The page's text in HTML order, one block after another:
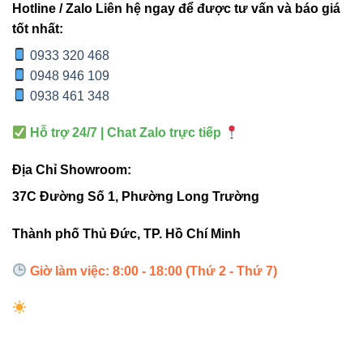
Internal links hữu ích
Đèn led âm trần Vinaled
Đèn nổi trần Vinaled
Đèn led panel Vinaled
External links tham khảo
Đèn led Skyled
Hotline / Zalo Liên hệ ngay để được tư vấn và báo giá
tốt nhất:
0933 320 468
0948 946 109
0938 461 348
Hỗ trợ 24/7 | Chat Zalo trực tiếp
Địa Chỉ Showroom:
37C Đường Số 1, Phường Long Trường
Thành phố Thủ Đức, TP. Hồ Chí Minh
Giờ làm việc: 8:00 - 18:00 (Thứ 2 - Thứ 7)